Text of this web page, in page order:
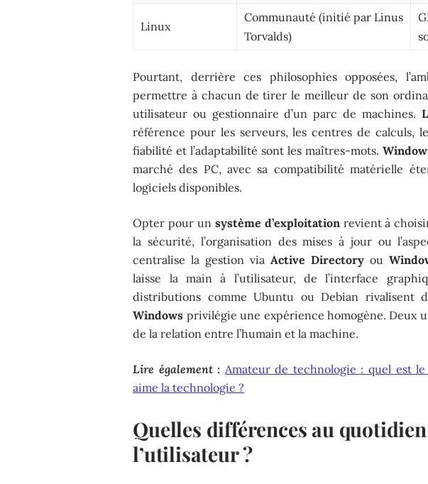
Linux
Communauté (initié par Linus
Torvalds)
Pourtant, derrière ces philosophies opposées,
permettre à chacun de tirer le meilleur de son
utilisateur ou gestionnaire d’un parc de machines.
référence pour les serveurs, les centres de calculs,
fiabilité et l’adaptabilité sont les maîtres-mots.
marché des PC, avec sa compatibilité matérielle
logiciels disponibles.
Opter pour un système d’exploitationrevient à
la sécurité, l’organisation des mises à jour ou
centralise la gestion viaActive Directory ou
laisse la main à l’utilisateur, de l’interface
distributions comme Ubuntu ou Debian rivalisent
Windows privilégie une expérience homogène. Deux
de la relation entre l’humain et la machine.
Lire également : Amateur de technologie : quel est
aime la technologie ?
Quelles différences au
l’utilisateur ?